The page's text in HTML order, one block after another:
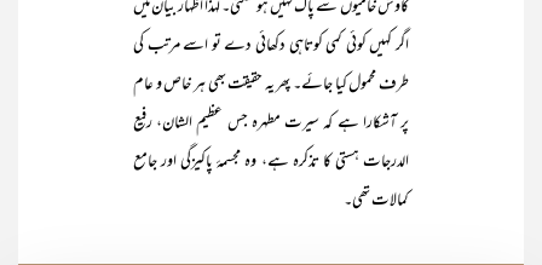
کاوش خامیوں سے پاک نہیں ہو سکتی۔ لہذا اظہار بیان میں
اگر کہیں کوئی کمی کوتاہی دکھائی دے تو اسے مرتب کی
طرف محمول کیا جائے۔ پھر یہ حقیقت بھی ہر خاص و عام
پر آشکارا ہے کہ سیرت مطہرہ جس عظیم الشان، رفیع
الدرجات ہستی کا تذکرہ ہے، وہ مجسمۂ پاکیزگی اور جامع
کمالات تھی۔